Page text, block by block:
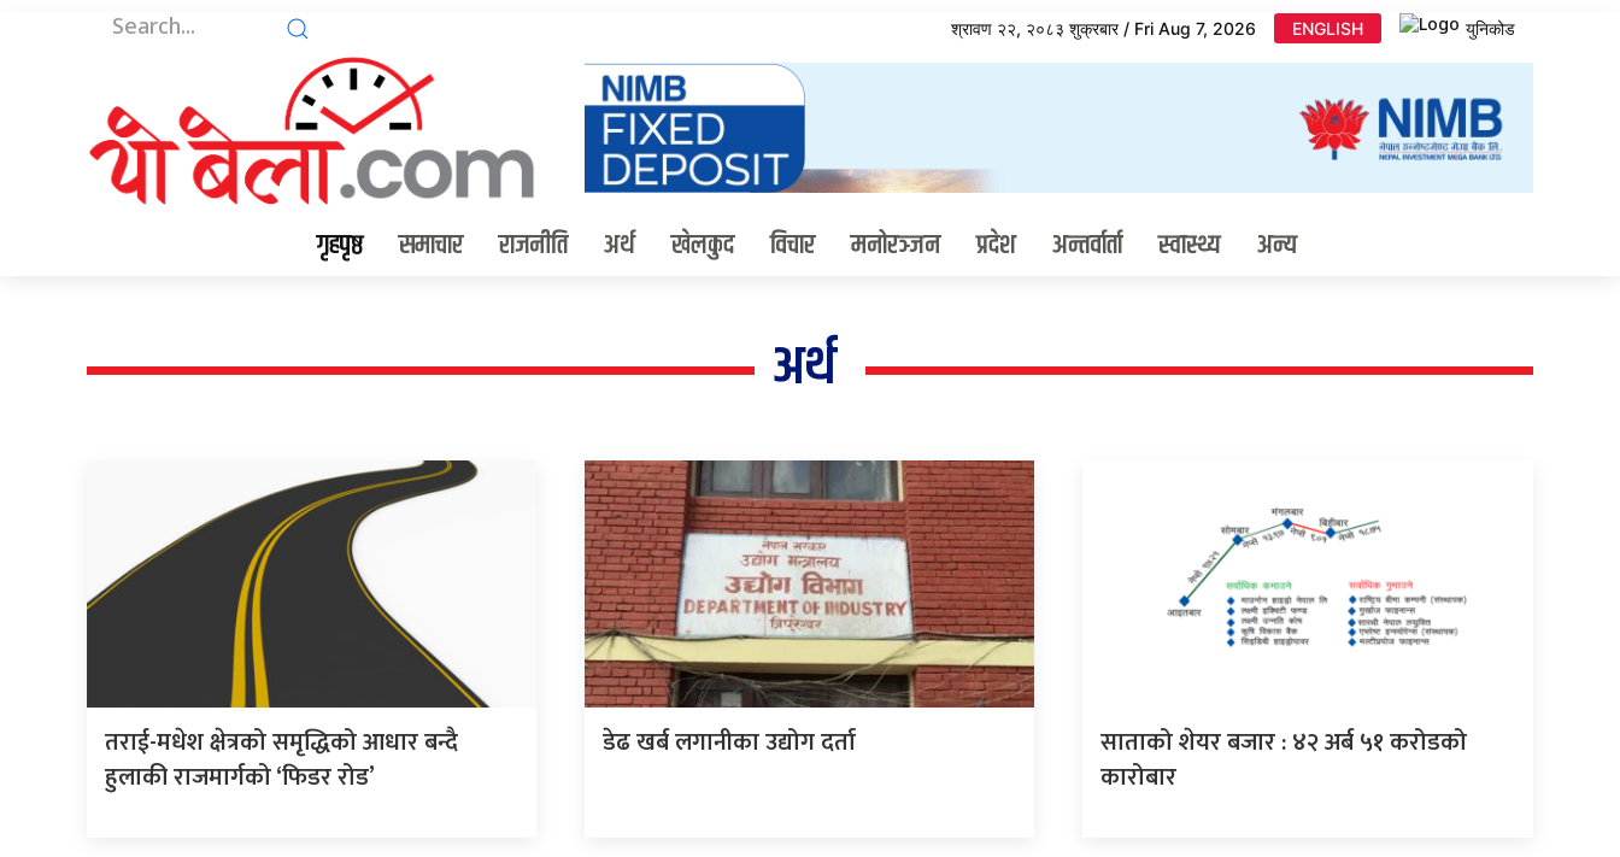
श्रावण २२, २०८३ शुक्रबार / Fri Aug 7, 2026 ENGLISH युनिकोड
गृहपृष्ठ समाचार राजनीति अर्थ खेलकुद विचार मनोरञ्जन प्रदेश अन्तर्वार्ता स्वास्थ्य अन्य
अर्थ
तराई-मधेश क्षेत्रको समृद्धिको आधार बन्दै
हुलाकी राजमार्गको ‘फिडर रोड’
डेढ खर्ब लगानीका उद्योग दर्ता
साताको शेयर बजार : ४२ अर्ब ५१ करोडको
कारोबार